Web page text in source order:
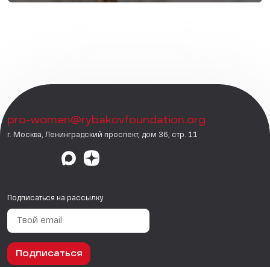
pro-women@rybakovfoundation.org
г. Москва, Ленинградский проспект, дом 36, стр. 11
Подписаться на рассылку
Подписаться